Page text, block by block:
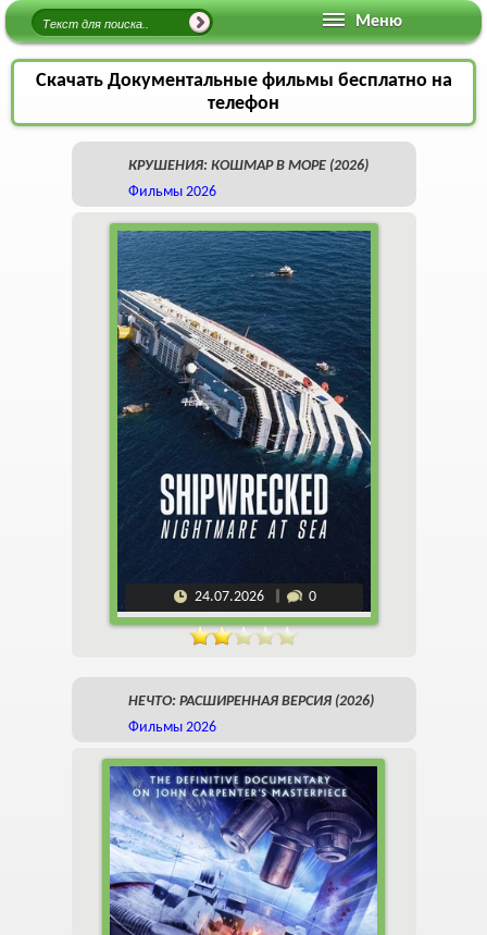
Меню
Скачать Документальные фильмы бесплатно на
телефон
КРУШЕНИЯ: КОШМАР В МОРЕ (2026)
Фильмы 2026
24.07.2026 0
НЕЧТО: РАСШИРЕННАЯ ВЕРСИЯ (2026)
Фильмы 2026